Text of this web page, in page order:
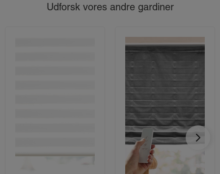
Udforsk vores andre gardiner